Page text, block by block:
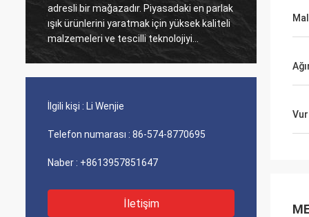
adresli bir mağazadır. Piyasadaki en parlak
ışık ürünlerini yaratmak için yüksek kaliteli
malzemeleri ve tescilli teknolojiyi
birleştirir. Bestlite, bir numaralı
takım projelerimiz var. Gelecekte de
başarılı olmaya devam edeceğimize
eminim!
uzun
İlgili kişi : Li Wenjie
Telefon numarası : 86-574-8770695
Naber : +8613957851647
İletişim